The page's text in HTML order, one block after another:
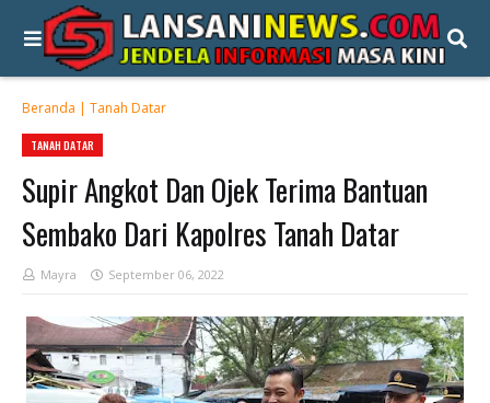
Beranda | Tanah Datar
TANAH DATAR
Supir Angkot Dan Ojek Terima Bantuan
Sembako Dari Kapolres Tanah Datar
Mayra September 06, 2022